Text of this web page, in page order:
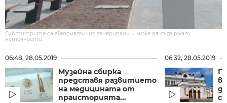
Субтитрите са автоматично генерирани и може да съдържат
неточности.
06:48, 28.05.2019
Музейна сбирка
представя развитието
на медицината от
праисторията...
06:32, 28.05.2019